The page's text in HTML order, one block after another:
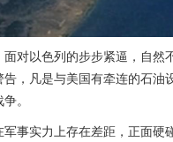
对以色列的步步紧逼，自
，凡是与美国有牵连的石
。
事实力上存在差距，正面